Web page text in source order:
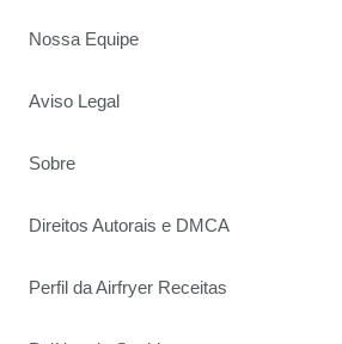
Nossa Equipe
Aviso Legal
Sobre
Direitos Autorais e DMCA
Perfil da Airfryer Receitas